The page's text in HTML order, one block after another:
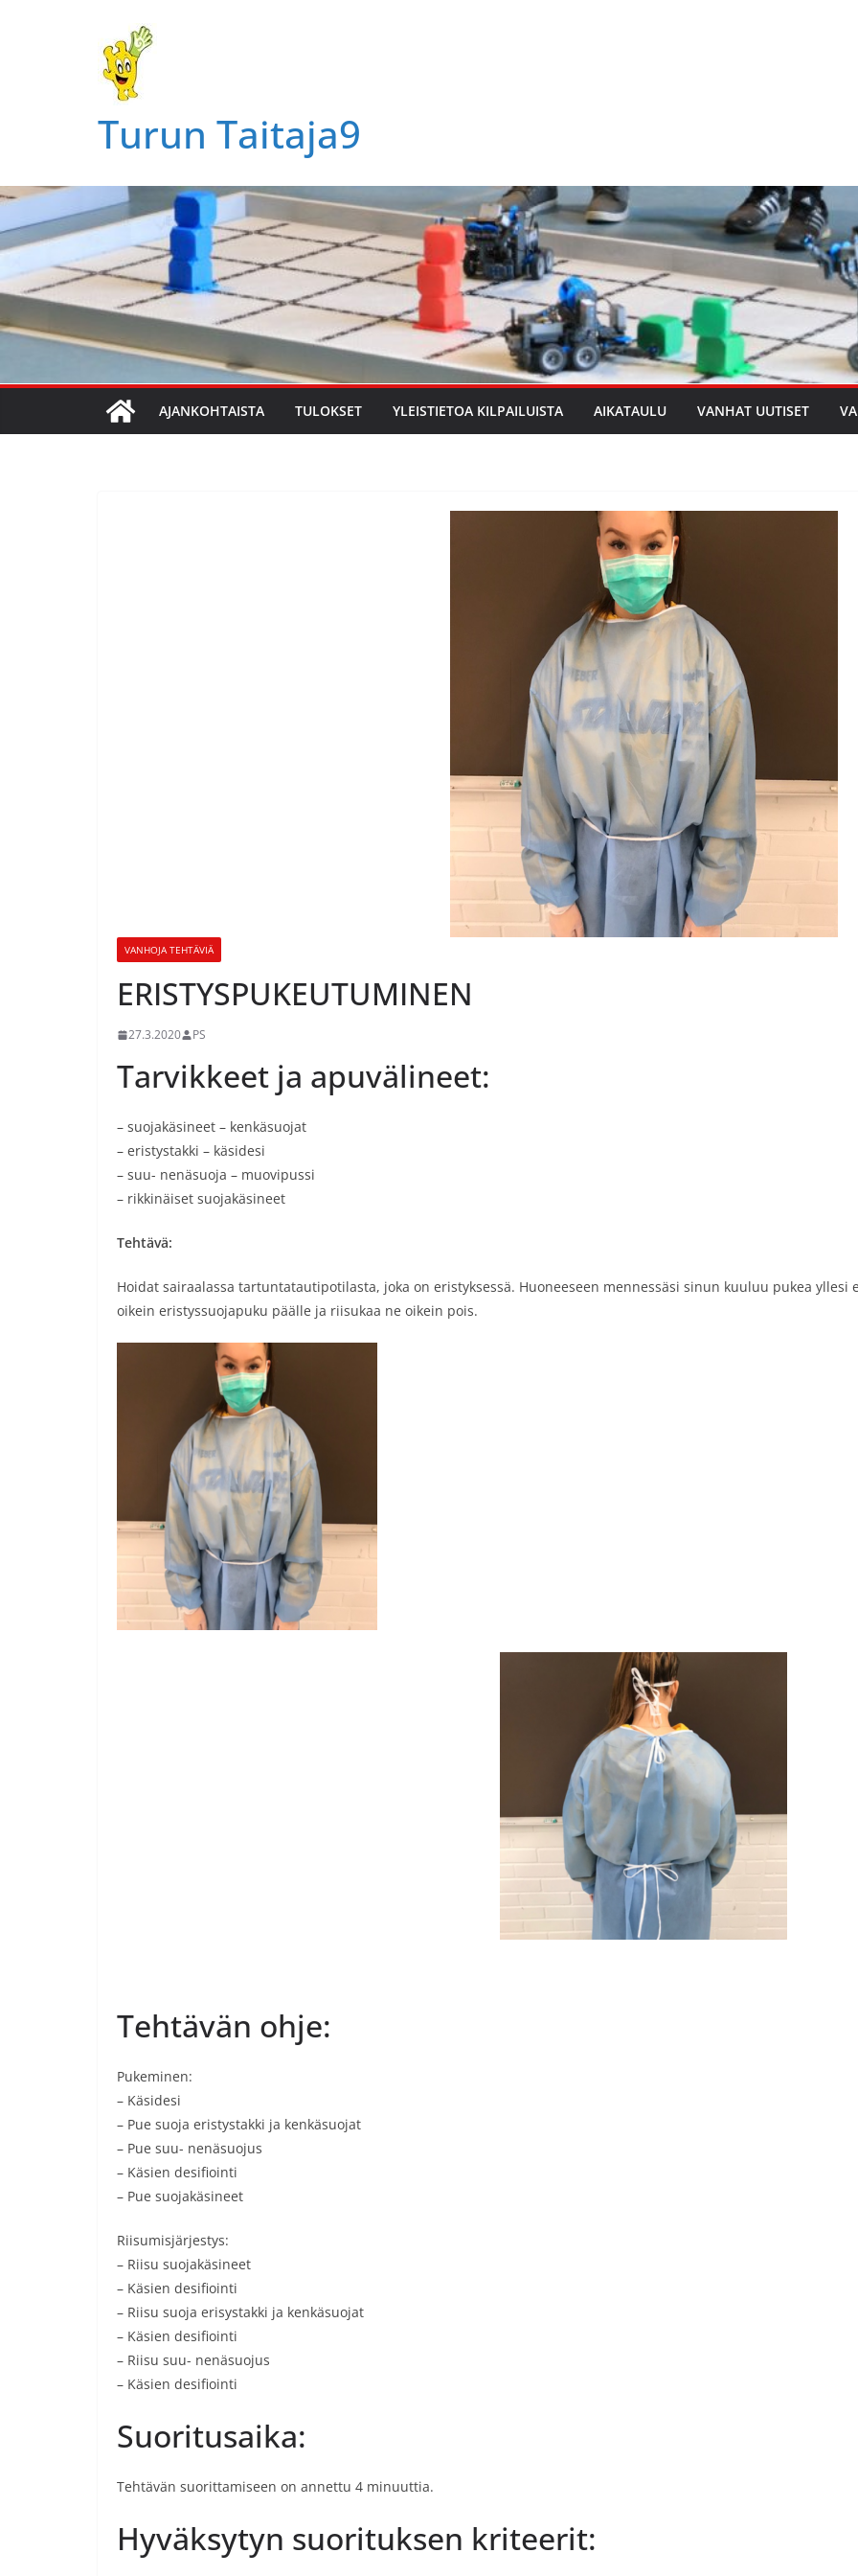
Turun Taitaja9
AJANKOHTAISTA TULOKSET YLEISTIETOA KILPAILUISTA AIKATAULU VANHAT UUTISET
VANHOJA TEHTÄVIÄ
ERISTYSPUKEUTUMINEN
27.3.2020 PS
Tarvikkeet ja apuvälineet:
– suojakäsineet – kenkäsuojat
– eristystakki – käsidesi
– suu- nenäsuoja – muovipussi
– rikkinäiset suojakäsineet
Tehtävä:
Hoidat sairaalassa tartuntatautipotilasta, joka on eristyksessä. Huoneeseen mennessäsi sinun kuuluu pukea yllesi
oikein eristyssuojapuku päälle ja riisukaa ne oikein pois.
Tehtävän ohje:
Pukeminen:
– Käsidesi
– Pue suoja eristystakki ja kenkäsuojat
– Pue suu- nenäsuojus
– Käsien desifiointi
– Pue suojakäsineet
Riisumisjärjestys:
– Riisu suojakäsineet
– Käsien desifiointi
– Riisu suoja erisystakki ja kenkäsuojat
– Käsien desifiointi
– Riisu suu- nenäsuojus
– Käsien desifiointi
Suoritusaika:
Tehtävän suorittamiseen on annettu 4 minuuttia.
Hyväksytyn suorituksen kriteerit: